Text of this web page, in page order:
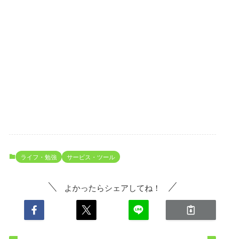
ライフ・勉強 サービス・ツール
よかったらシェアしてね！